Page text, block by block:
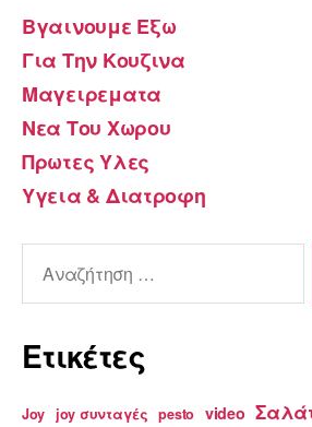
Βγαινουμε Εξω
Για Την Κουζινα
Μαγειρεματα
Νεα Του Χωρου
Πρωτες Υλες
Υγεια & Διατροφη
για:
Ετικέτες
Joy joy συνταγές pesto video